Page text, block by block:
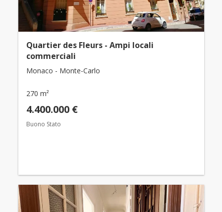
Quartier des Fleurs - Ampi locali
commerciali
Monaco - Monte-Carlo
270 m²
4.400.000 €
Buono Stato